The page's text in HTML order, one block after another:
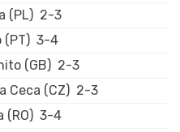
(PL) 2-3
(PT) 3-4
(GB) 2-3
Ceca (CZ) 2-3
(RO) 3-4